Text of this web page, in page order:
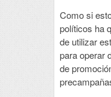
Como si
políticos ha
de utilizar
para operar
de